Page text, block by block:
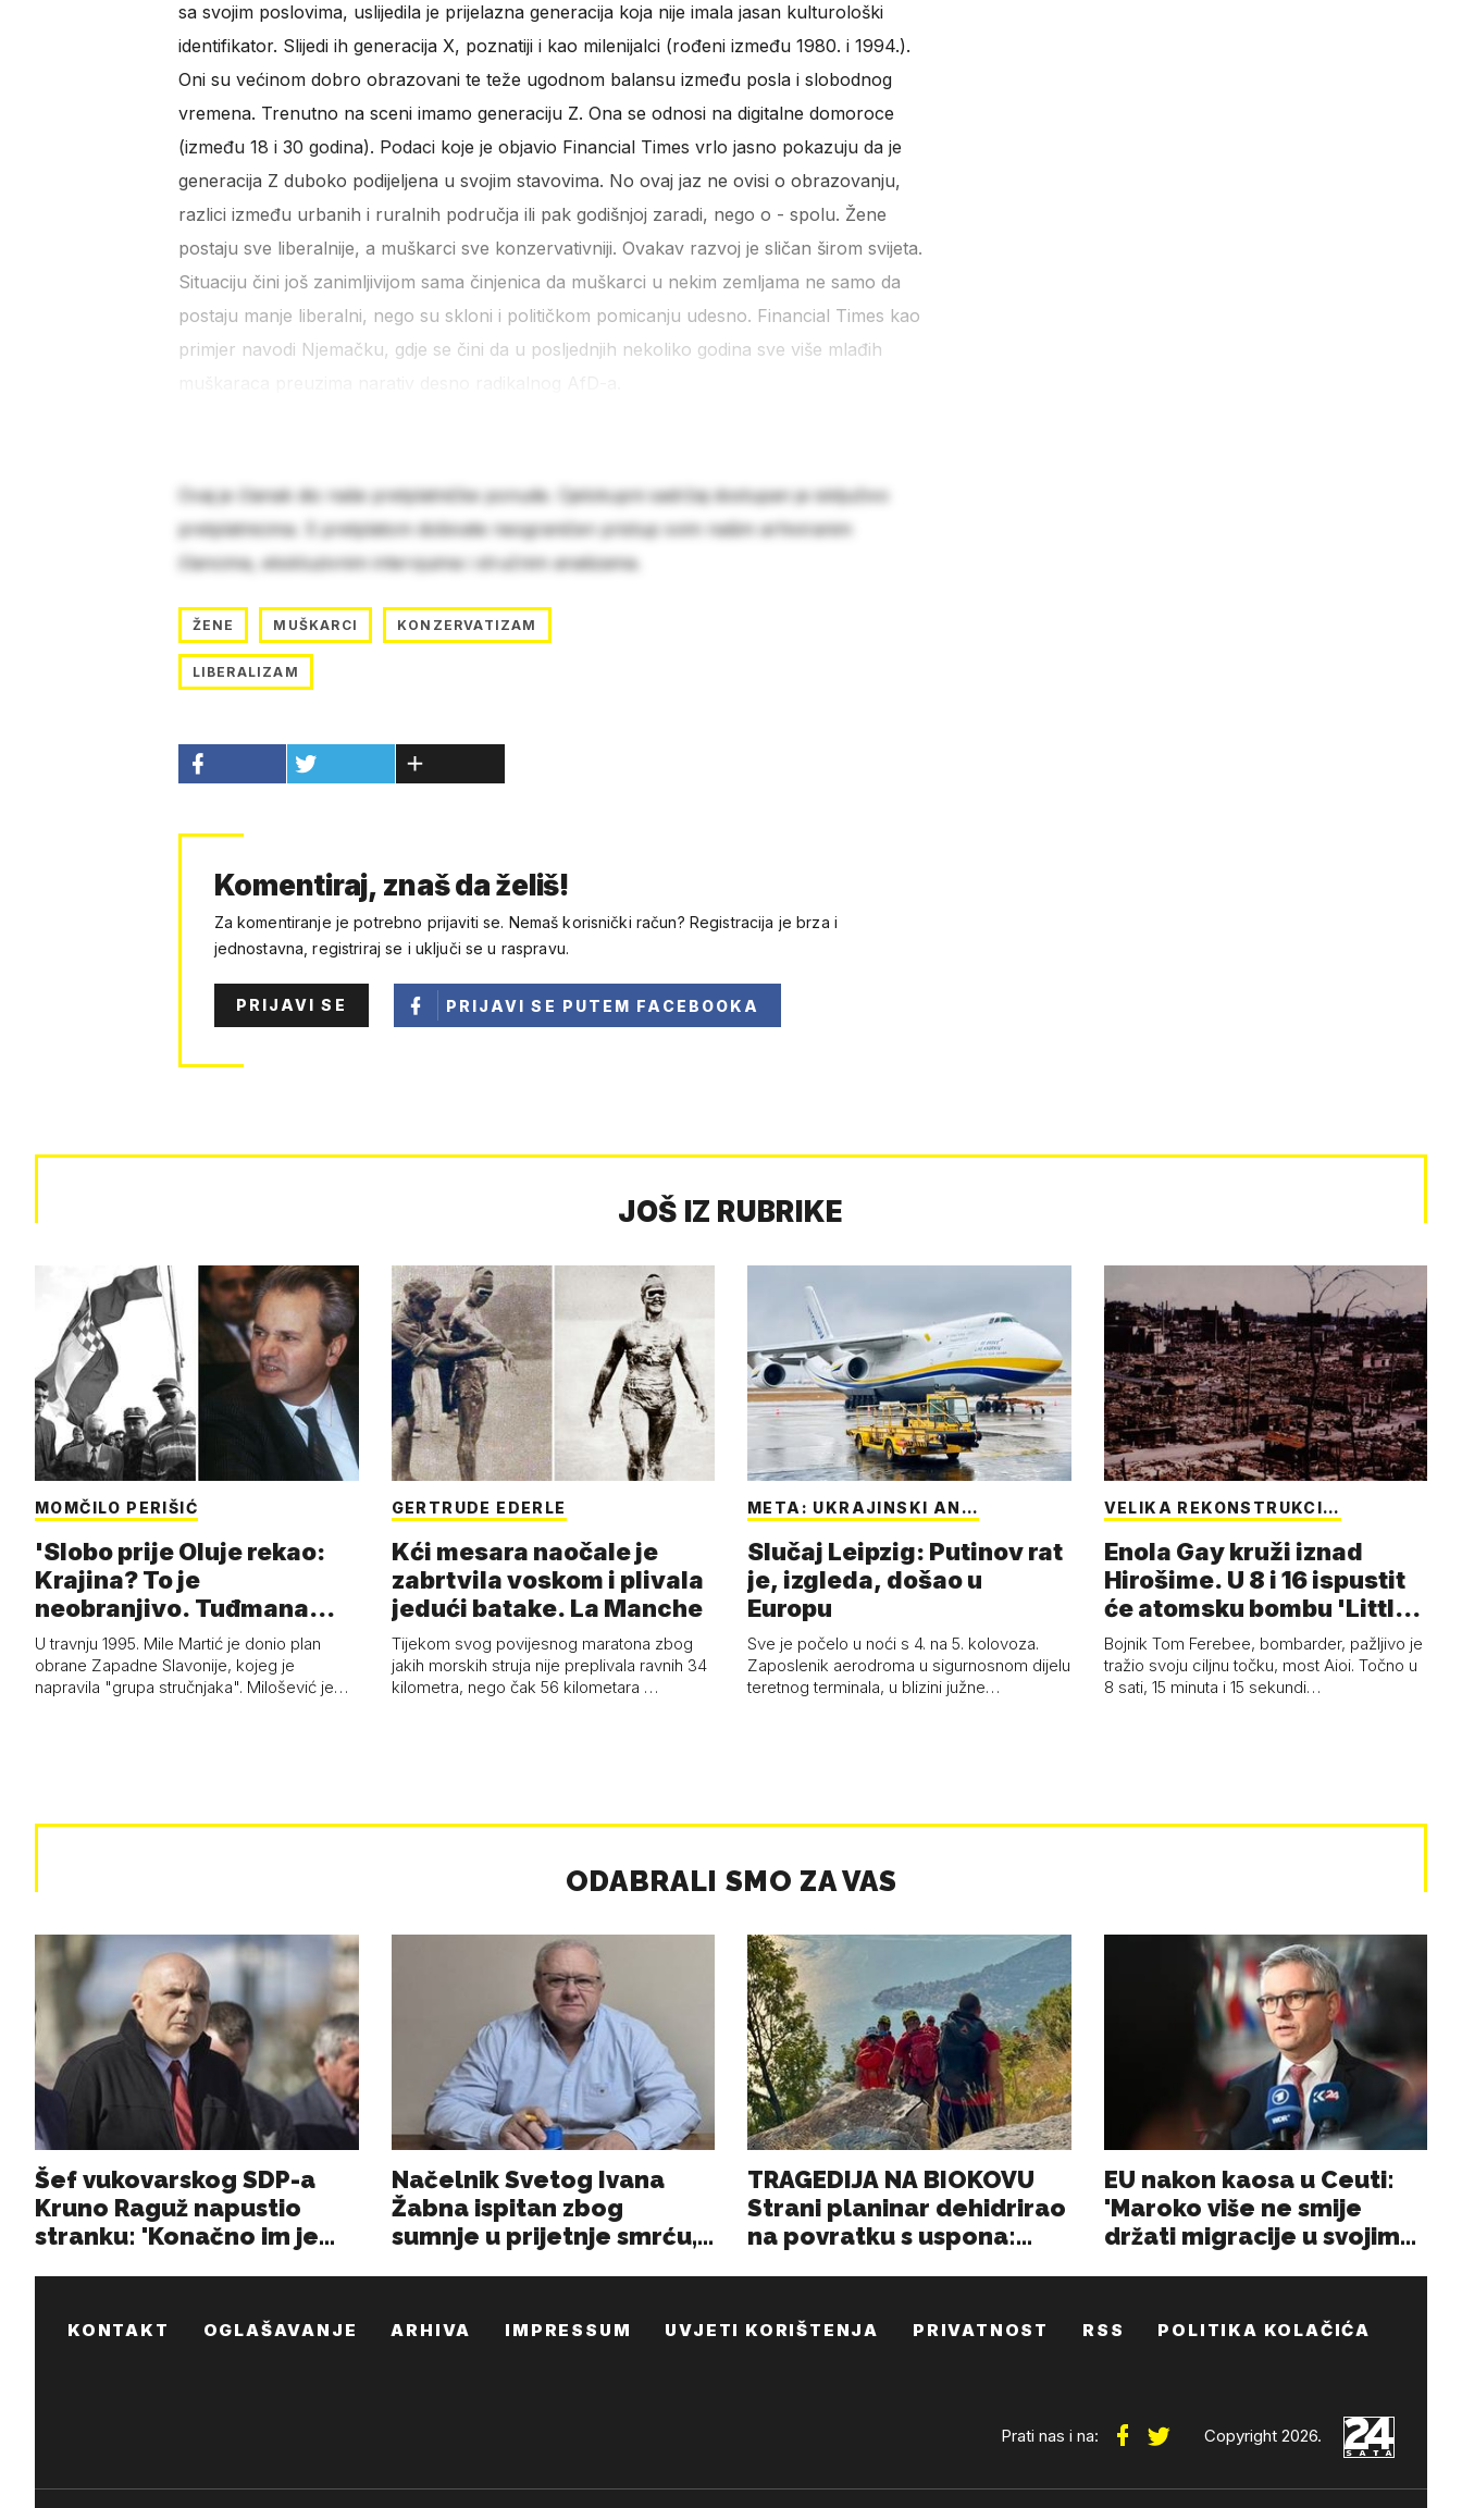
sa svojim poslovima, uslijedila je prijelazna generacija koja nije imala jasan kulturološki
identifikator. Slijedi ih generacija X, poznatiji i kao milenijalci (rođeni između 1980. i 1994.).
Oni su većinom dobro obrazovani te teže ugodnom balansu između posla i slobodnog
vremena. Trenutno na sceni imamo generaciju Z. Ona se odnosi na digitalne domoroce
(između 18 i 30 godina). Podaci koje je objavio Financial Times vrlo jasno pokazuju da je
generacija Z duboko podijeljena u svojim stavovima. No ovaj jaz ne ovisi o obrazovanju,
razlici između urbanih i ruralnih područja ili pak godišnjoj zaradi, nego o - spolu. Žene
postaju sve liberalnije, a muškarci sve konzervativniji. Ovakav razvoj je sličan širom svijeta.
Situaciju čini još zanimljivijom sama činjenica da muškarci u nekim zemljama ne samo da
postaju manje liberalni, nego su skloni i političkom pomicanju udesno. Financial Times kao
primjer navodi Njemačku, gdje se čini da u posljednjih nekoliko godina sve više mlađih
Ovaj je članak dio naše pretplatničke ponude. Cjelokupni sadržaj dostupan je isključivo
pretplatnicima. S pretplatom dobivate neograničen pristup svim našim arhiviranim
člancima, ekskluzivnim intervjuima i stručnim analizama.
ŽENE MUŠKARCI KONZERVATIZAM
LIBERALIZAM
Komentiraj, znaš da želiš!
Za komentiranje je potrebno prijaviti se. Nemaš korisnički račun? Registracija je brza i
jednostavna, registriraj se i uključi se u raspravu.
PRIJAVI SE PRIJAVI SE PUTEM FACEBOOKA
JOŠ IZ RUBRIKE
MOMČILO PERIŠIĆ
'Slobo prije Oluje rekao:
Krajina? To je
neobranjivo. Tuđmana
zvao Krivousti'
U travnju 1995. Mile Martić je donio plan
obrane Zapadne Slavonije, kojeg je
napravila "grupa stručnjaka". Milošević je…
GERTRUDE EDERLE
Kći mesara naočale je
zabrtvila voskom i plivala
jedući batake. La Manche
Tijekom svog povijesnog maratona zbog
jakih morskih struja nije preplivala ravnih 34
kilometra, nego čak 56 kilometara …
META: UKRAJINSKI AN…
Slučaj Leipzig: Putinov rat
je, izgleda, došao u
Europu
Sve je počelo u noći s 4. na 5. kolovoza.
Zaposlenik aerodroma u sigurnosnom dijelu
teretnog terminala, u blizini južne…
VELIKA REKONSTRUKCI…
Enola Gay kruži iznad
Hirošime. U 8 i 16 ispustit
će atomsku bombu 'Little
Boy'
Bojnik Tom Ferebee, bombarder, pažljivo je
tražio svoju ciljnu točku, most Aioi. Točno u
8 sati, 15 minuta i 15 sekundi…
KONTAKT OGLAŠAVANJE ARHIVA IMPRESSUM UVJETI KORIŠTENJA PRIVATNOST RSS POLITIKA KOLAČIĆA
Prati nas i na: Copyright 2026.